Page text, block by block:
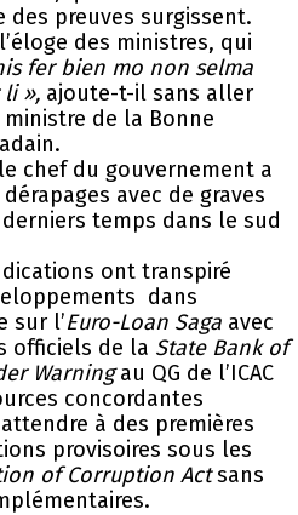
des preuves surgissent.
des ministres, qui
fer bien mo non selma
li », ajoute-t-il sans aller
de la Bonne
chef du gouvernement a
avec de graves
temps dans le sud
ont transpiré
dans
sur l’Euro-Loan Saga avec
officiels de la State Bank of
Warningau QG de l’ICAC
concordantes
à des premières
provisoires sous les
of Corruption Actsans